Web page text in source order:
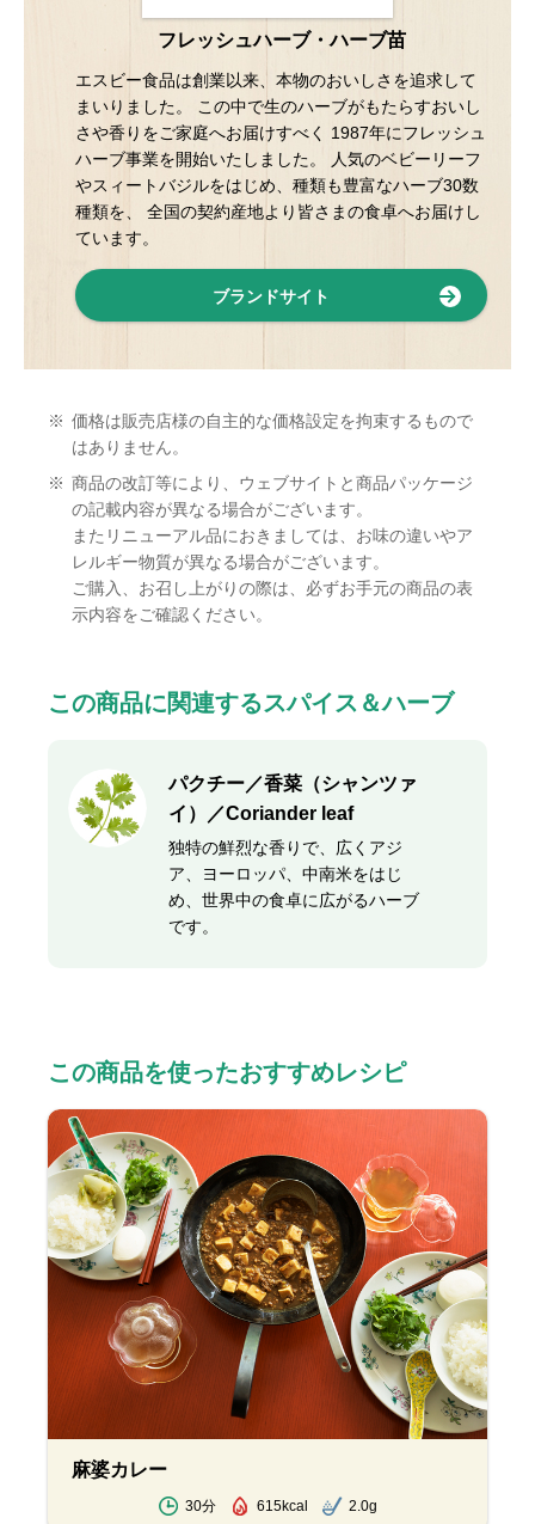
フレッシュハーブ・ハーブ苗
エスビー食品は創業以来、本物のおいしさを追求して
まいりました。 この中で生のハーブがもたらすおいし
さや香りをご家庭へお届けすべく 1987年にフレッシュ
ハーブ事業を開始いたしました。 人気のベビーリーフ
やスィートバジルをはじめ、種類も豊富なハーブ30数
種類を、 全国の契約産地より皆さまの食卓へお届けし
ています。
ブランドサイト
※ 価格は販売店様の自主的な価格設定を拘束するもので
はありません。
※ 商品の改訂等により、ウェブサイトと商品パッケージ
の記載内容が異なる場合がございます。
またリニューアル品におきましては、お味の違いやア
レルギー物質が異なる場合がございます。
ご購入、お召し上がりの際は、必ずお手元の商品の表
示内容をご確認ください。
この商品に関連するスパイス＆ハーブ
パクチー／香菜（シャンツァ
イ）／Coriander leaf
独特の鮮烈な香りで、広くアジ
ア、ヨーロッパ、中南米をはじ
め、世界中の食卓に広がるハーブ
です。
この商品を使ったおすすめレシピ
麻婆カレー
30分 615kcal 2.0g